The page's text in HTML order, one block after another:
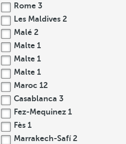
Rome 3
Les Maldives 2
Malé 2
Malte 1
Malte 1
Malte 1
Maroc 12
Casablanca 3
Fez-Mequinez 1
Fès 1
Marrakech-Safí2